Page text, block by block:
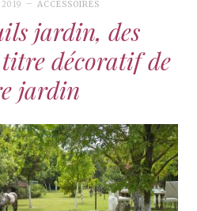
ACCESSOIRES
jardin, des
titre décoratif de
jardin